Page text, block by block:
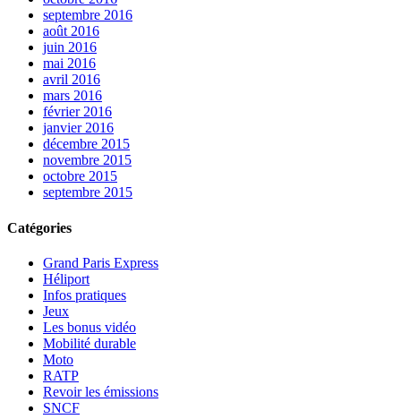
septembre 2016
août 2016
juin 2016
mai 2016
avril 2016
mars 2016
février 2016
janvier 2016
décembre 2015
novembre 2015
octobre 2015
septembre 2015
Catégories
Grand Paris Express
Héliport
Infos pratiques
Jeux
Les bonus vidéo
Mobilité durable
Moto
RATP
Revoir les émissions
SNCF